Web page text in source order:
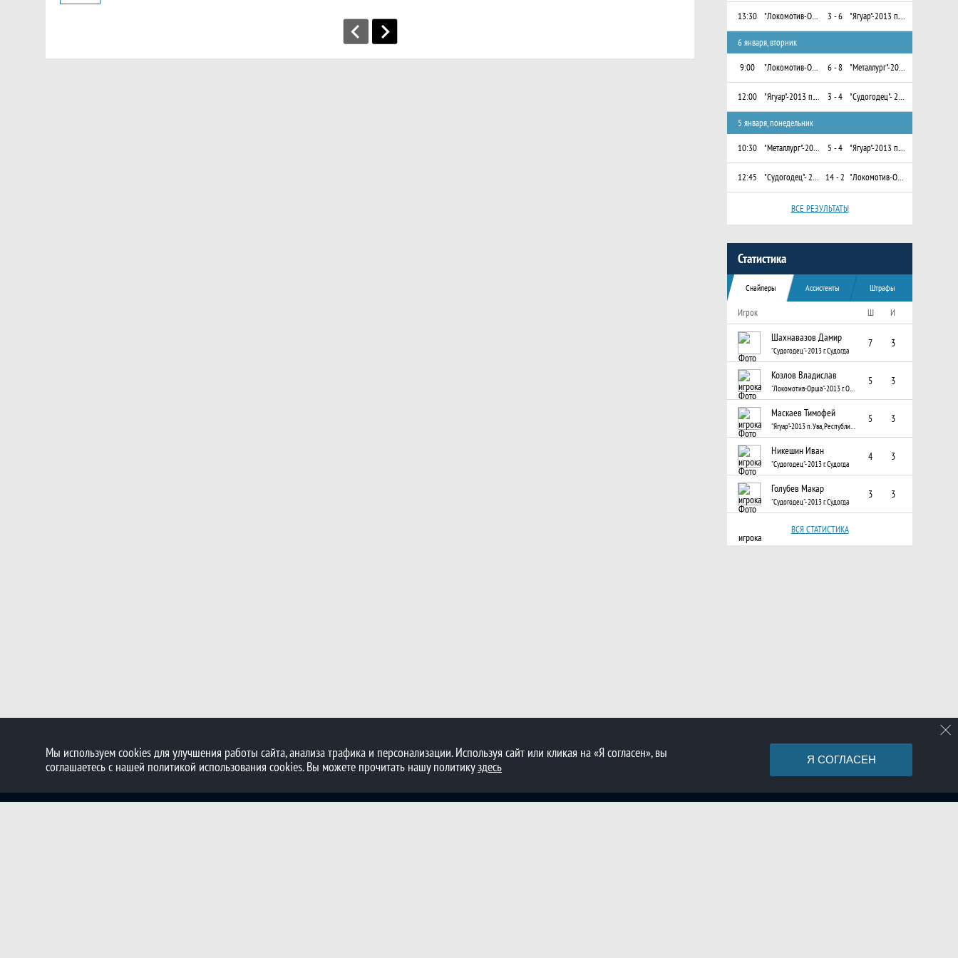
13:30 "Локомотив-Орша"-2013 г. Орша, Беларусь 3 - 6 "Ягуар"-2013 п. Ува, Республика Удмуртия
6 января, вторник
9:00 "Локомотив-Орша"-2013 г. Орша, Беларусь 6 - 8 "Металлург"-2013 г. Кировград, Свердловская область
12:00 "Ягуар"-2013 п. Ува, Республика Удмуртия 3 - 4 "Судогодец"- 2013 г. Судогда
5 января, понедельник
10:30 "Металлург"-2013 г. Кировград, Свердловская область 5 - 4 "Ягуар"-2013 п. Ува, Республика Удмуртия
12:45 "Судогодец"- 2013 г. Судогда 14 - 2 "Локомотив-Орша"-2013 г. Орша, Беларусь
ВСЕ РЕЗУЛЬТАТЫ
Статистика
Снайперы Ассистенты Штрафы
Игрок Ш И
Шахнавазов Дамир 7 3
"Судогодец"- 2013 г. Судогда
Козлов Владислав 5 3
"Локомотив-Орша"-2013 г. Орша, Беларусь
Маскаев Тимофей 5 3
"Ягуар"-2013 п. Ува, Республика Удмуртия
Никешин Иван 4 3
"Судогодец"- 2013 г. Судогда
Голубев Макар 3 3
"Судогодец"- 2013 г. Судогда
ВСЯ СТАТИСТИКА
Мы используем cookies для улучшения работы сайта, анализа трафика и персонализации. Используя сайт или кликая на «Я согласен», вы
соглашаетесь с нашей политикой использования cookies. Вы можете прочитать нашу политикуздесь Я СОГЛАСЕН